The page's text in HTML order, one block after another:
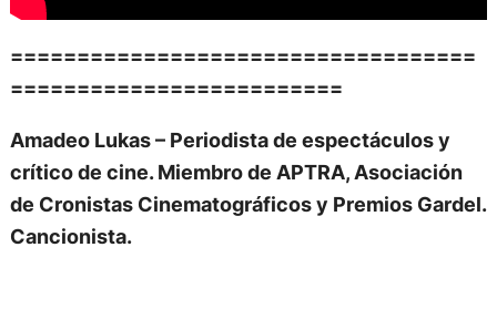
===================================
=========================
Amadeo Lukas – Periodista de espectáculos y
crítico de cine. Miembro de APTRA, Asociación
de Cronistas Cinematográficos y Premios Gardel.
Cancionista.